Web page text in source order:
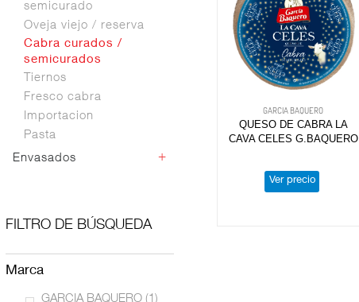
semicurado
Oveja viejo / reserva
Cabra curados /
semicurados
Tiernos
Fresco cabra
Importacion
Pasta
Envasados
+
FILTRO DE BÚSQUEDA
marca
GARCIA BAQUERO (1)
GARCIA BAQUERO
QUESO DE CABRA LA
CAVA CELES G.BAQUERO
Ver precio